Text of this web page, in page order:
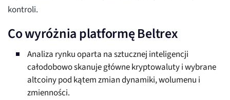
kontroli.
Co wyróżnia platformę Beltrex
Analiza rynku oparta na sztucznej inteligencji
całodobowo skanuje główne kryptowaluty i wybrane
altcoiny pod kątem zmian dynamiki, wolumenu i
zmienności.